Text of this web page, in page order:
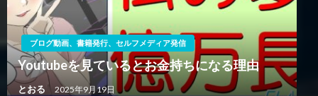
ブログ動画、書籍発行、セルフメディア発信
Youtubeを見ているとお金持ちになる理由
とおる 2025年9月19日